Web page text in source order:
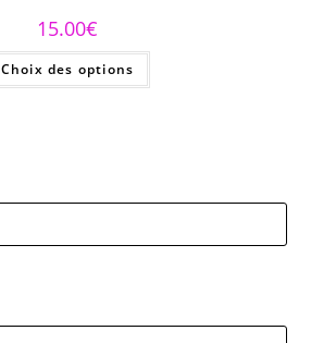
15.00€
Choix des options